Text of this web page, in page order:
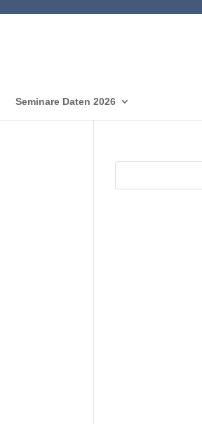
Seminare Daten 2026